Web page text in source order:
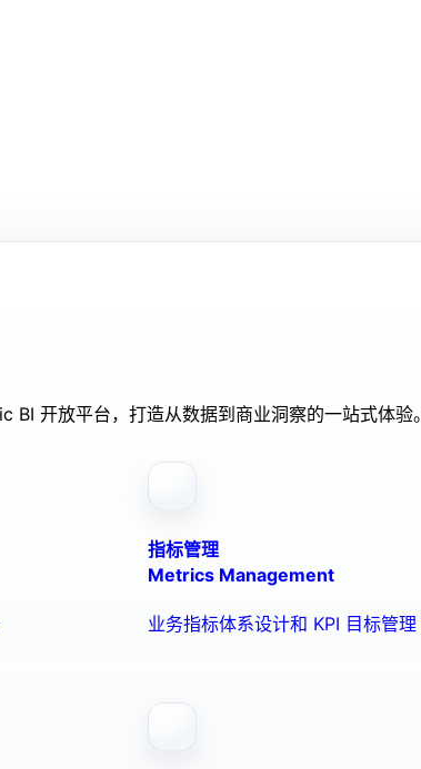
开放平台，打造从数据到商业洞察的一站式体验
指标管理
Metrics Management
业务指标体系设计和 KPI 目标管理